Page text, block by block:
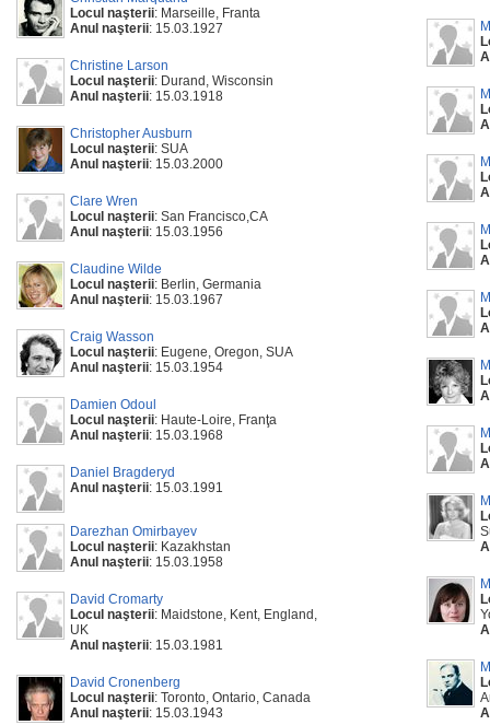
Locul naşterii: Marseille, Franta
Anul naşterii: 15.03.1927
Christine Larson
Locul naşterii: Durand, Wisconsin
Anul naşterii: 15.03.1918
Christopher Ausburn
Locul naşterii: SUA
Anul naşterii: 15.03.2000
Clare Wren
Locul naşterii: San Francisco,CA
Anul naşterii: 15.03.1956
Claudine Wilde
Locul naşterii: Berlin, Germania
Anul naşterii: 15.03.1967
Craig Wasson
Locul naşterii: Eugene, Oregon, SUA
Anul naşterii: 15.03.1954
Damien Odoul
Locul naşterii: Haute-Loire, Franţa
Anul naşterii: 15.03.1968
Daniel Bragderyd
Anul naşterii: 15.03.1991
Darezhan Omirbayev
Locul naşterii: Kazakhstan
Anul naşterii: 15.03.1958
David Cromarty
Locul naşterii: Maidstone, Kent, England,
UK
Anul naşterii: 15.03.1981
David Cronenberg
Locul naşterii: Toronto, Ontario, Canada
Anul naşterii: 15.03.1943